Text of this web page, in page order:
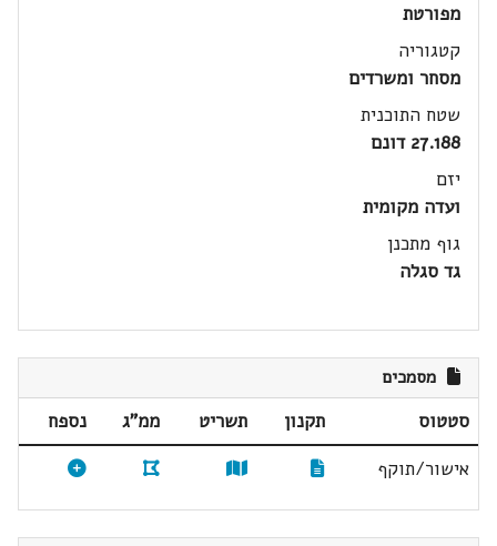
מפורטת
קטגוריה
מסחר ומשרדים
שטח התוכנית
27.188 דונם
יזם
ועדה מקומית
גוף מתכנן
גד סגלה
מסמכים
סטטוס תקנון תשריט ממ"ג
נספח
אישור/תוקף